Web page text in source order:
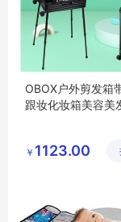
OBOX户外剪发箱
跟妆化妆箱美容美
￥ 1123.00